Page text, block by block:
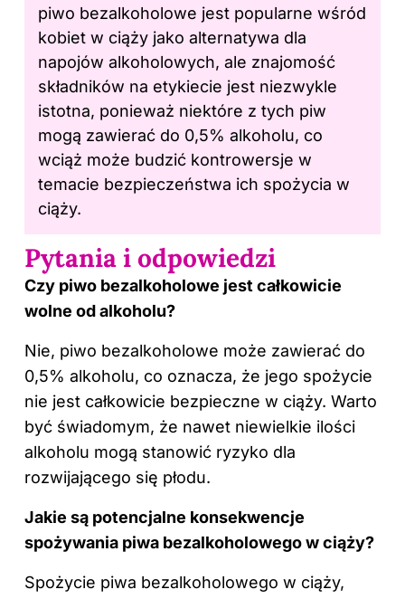
piwo bezalkoholowe jest popularne wśród
kobiet w ciąży jako alternatywa dla
napojów alkoholowych, ale znajomość
składników na etykiecie jest niezwykle
istotna, ponieważ niektóre z tych piw
mogą zawierać do 0,5% alkoholu, co
wciąż może budzić kontrowersje w
temacie bezpieczeństwa ich spożycia w
ciąży.
Pytania i odpowiedzi
Czy piwo bezalkoholowe jest całkowicie
wolne od alkoholu?
Nie, piwo bezalkoholowe może zawierać do
0,5% alkoholu, co oznacza, że jego spożycie
nie jest całkowicie bezpieczne w ciąży. Warto
być świadomym, że nawet niewielkie ilości
alkoholu mogą stanowić ryzyko dla
rozwijającego się płodu.
Jakie są potencjalne konsekwencje
spożywania piwa bezalkoholowego w ciąży?
Spożycie piwa bezalkoholowego w ciąży,